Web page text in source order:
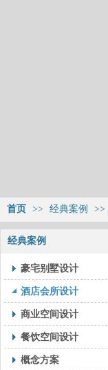
首页 >> 经典案例 >>
经典案例
豪宅别墅设计
酒店会所设计
商业空间设计
餐饮空间设计
概念方案